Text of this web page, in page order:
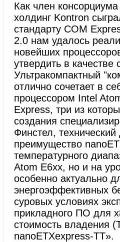
Как член
холдинг Kontron
стандарту COM
2.0 нам удалось
новейших
утвердить в
Ультракомпактный
отлично сочетает в
процессором Intel
Express, три из
создания
Финстел,
преимущество
температурного
Atom E6xx, но и на
особенно актуально
энергоэффективных
суровых условиях
прикладного ПО для
стоимость владения
nanoETXexpress-TT».